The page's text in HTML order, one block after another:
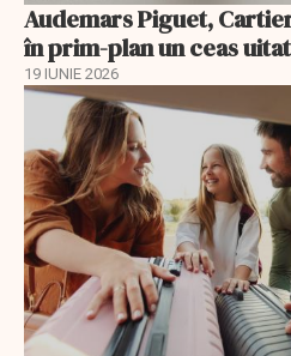
Audemars Piguet,
în prim-plan un ceas uitat
19 IUNIE 2026